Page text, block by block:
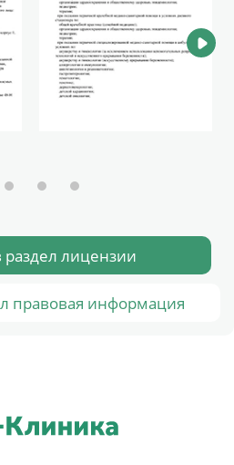
раздел лицензии
правовая информация